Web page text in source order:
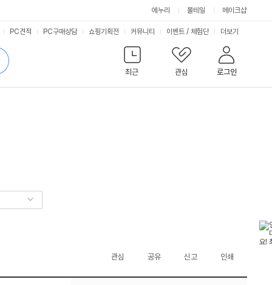
에누리 몰테일 메이크샵
최근
관심 로그인
PC견적 PC구매상담 쇼핑기획전 커뮤니티 이벤트 / 체험단 서
비
스
더보기
관심 공유 신고 인쇄